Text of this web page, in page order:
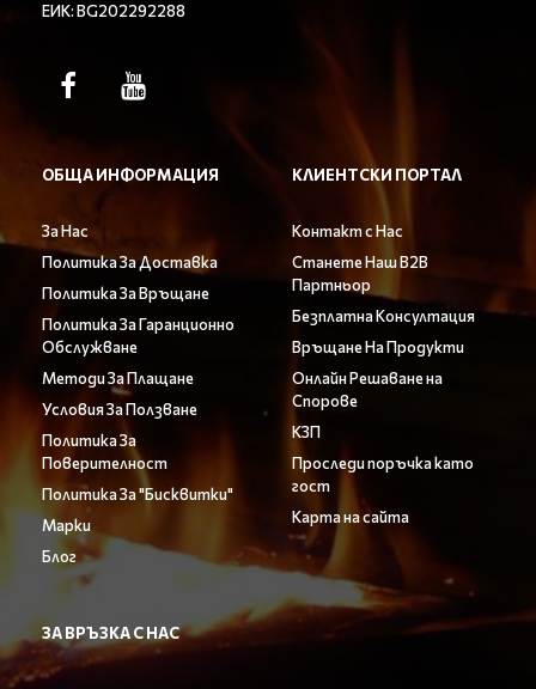
ЕИК: BG202292288
ОБЩА ИНФОРМАЦИЯ
За Нас
Политика За Доставка
Политика За Връщане
Политика За Гаранционно
Обслужване
Методи За Плащане
Условия За Ползване
Политика За
Поверителност
Политика За "Бисквитки"
Марки
Блог
КЛИЕНТСКИ ПОРТАЛ
Контакт с Нас
Станете Наш B2B
Партньор
Безплатна Консултация
Връщане На Продукти
Онлайн Решаване на
Спорове
КЗП
Проследи поръчка като
гост
Карта на сайта
ЗА ВРЪЗКА С НАС